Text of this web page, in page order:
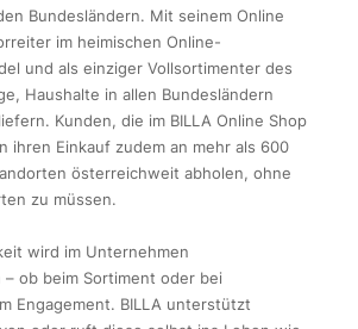
Bundesländern. Mit seinem Online
im heimischen Online-
und als einziger Vollsortimenter des
Haushalte in allen Bundesländern
Kunden, die im BILLA Online Shop
ihren Einkauf zudem an mehr als 600
österreichweit abholen, ohne
zu müssen.
wird im Unternehmen
ob beim Sortiment oder bei
Engagement. BILLA unterstützt